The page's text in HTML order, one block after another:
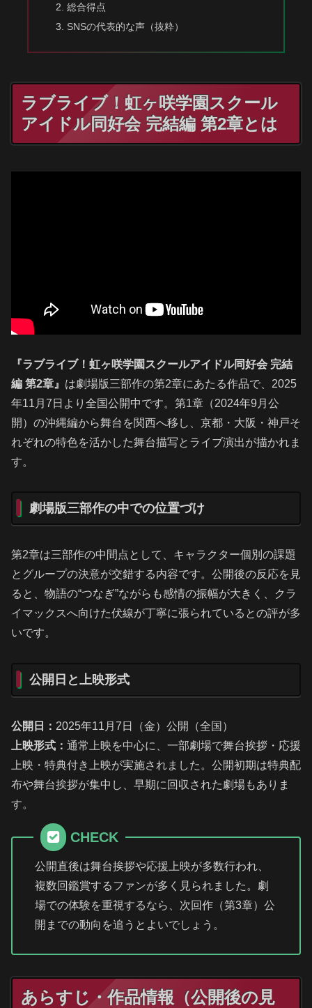
総合得点
SNSの代表的な声（抜粋）
ラブライブ！虹ヶ咲学園スクール
アイドル同好会 完結編 第2章とは
『ラブライブ！虹ヶ咲学園スクールアイドル同好会 完結
編 第2章』 は劇場版三部作の第2章にあたる作品で、2025
年11月7日より全国公開中です。第1章（2024年9月公
開）の沖縄編から舞台を関西へ移し、京都・大阪・神戸そ
れぞれの特色を活かした舞台描写とライブ演出が描かれま
す。
劇場版三部作の中での位置づけ
第2章は三部作の中間点として、キャラクター個別の課題
とグループの決意が交錯する内容です。公開後の反応を見
ると、物語の“つなぎ”ながらも感情の振幅が大きく、クラ
イマックスへ向けた伏線が丁寧に張られているとの評が多
いです。
公開日と上映形式
公開日： 2025年11月7日（金）公開（全国）
上映形式： 通常上映を中心に、一部劇場で舞台挨拶・応援
上映・特典付き上映が実施されました。公開初期は特典配
布や舞台挨拶が集中し、早期に回収された劇場もありま
す。
CHECK
公開直後は舞台挨拶や応援上映が多数行われ、
複数回鑑賞するファンが多く見られました。劇
場での体験を重視するなら、次回作（第3章）公
開までの動向を追うとよいでしょう。
あらすじ・作品情報（公開後の見